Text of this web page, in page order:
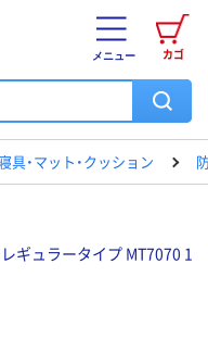
カゴ
メニュー
具・マット・クッション
ギュラータイプ MT7070 1